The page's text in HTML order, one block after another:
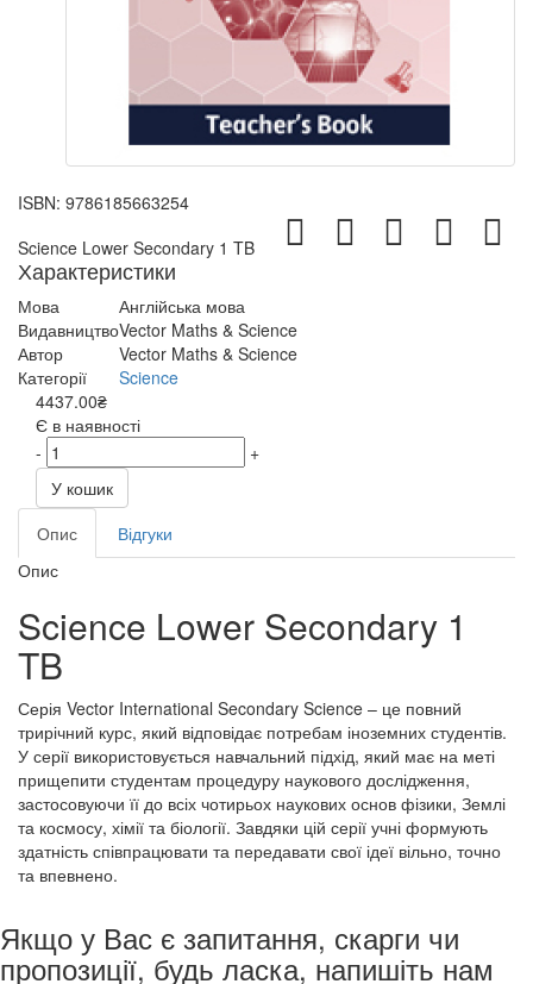
ISBN: 9786185663254
Science Lower Secondary 1 TB
Характеристики
Мова
Англійська мова
ВидавництвоVector Maths & Science
Автор
Vector Maths & Science
Категорії
Science
4437.00₴
Є в наявності
-
+
У кошик
Опис
Відгуки
Опис
Science Lower Secondary 1
TB
Серія Vector International Secondary Science – це повний
трирічний курс, який відповідає потребам іноземних студентів.
У серії використовується навчальний підхід, який має на меті
прищепити студентам процедуру наукового дослідження,
застосовуючи її до всіх чотирьох наукових основ фізики, Землі
та космосу, хімії та біології. Завдяки цій серії учні формують
здатність співпрацювати та передавати свої ідеї вільно, точно
та впевнено.
Якщо у Вас є запитання, скарги чи
пропозиції, будь ласка, напишіть нам